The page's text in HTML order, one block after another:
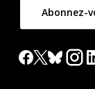
Abonnez-